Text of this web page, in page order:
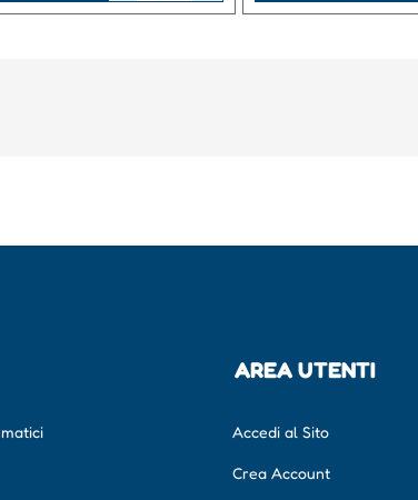
AREA UTENTI
Accedi al Sito
Crea Account